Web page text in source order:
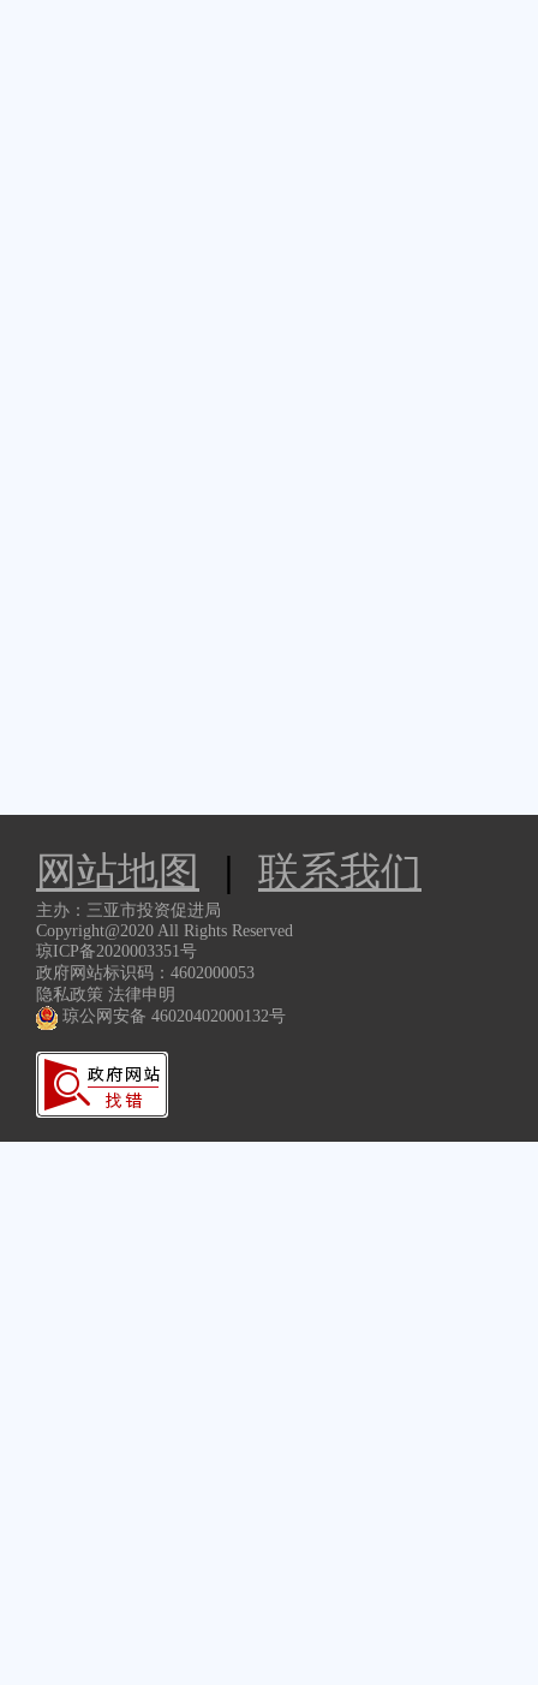
网站地图 | 联系我们
主办：三亚市投资促进局
Copyright@2020 All Rights Reserved
琼ICP备2020003351号
政府网站标识码：4602000053
隐私政策 法律申明
琼公网安备 46020402000132号